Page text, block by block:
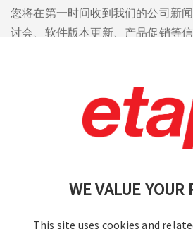
WE VALUE YOUR
This site uses cookies and
您将在第一时间收到我们的公司新
讨会、软件版本更新、产品促销等信
联系我们 | 使用条款 | 保密